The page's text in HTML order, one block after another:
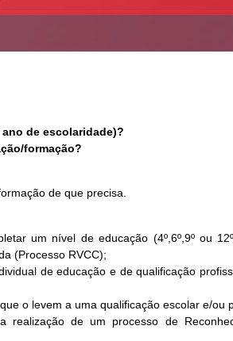
ano de escolaridade)?
formação?
de que precisa.
um nível de educação (4º,6º,9º ou
(Processo RVCC);
de educação e de qualificação
o levem a uma qualificação escolar e/ou
realização de um processo de